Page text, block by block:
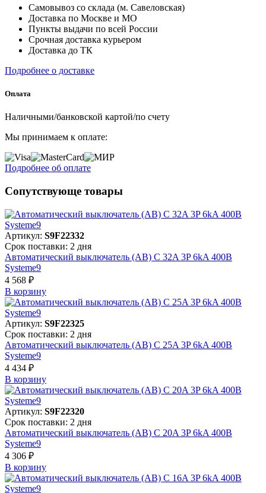
Самовывоз со склада (м. Савеловская)
Доставка по Москве и МО
Пункты выдачи по всей России
Срочная доставка курьером
Доставка до ТК
Подробнее о доставке
Оплата
Наличными/банковской картой/по счету
Мы принимаем к оплате:
Подробнее об оплате
Сопутствующе товары
Артикул: S9F22332
Срок поставки: 2 дня
Автоматический выключатель (АВ) C 32A 3P 6kA 400В
Systeme9
4 568 ₽
В корзинy
Артикул: S9F22325
Срок поставки: 2 дня
Автоматический выключатель (АВ) C 25A 3P 6kA 400В
Systeme9
4 434 ₽
В корзинy
Артикул: S9F22320
Срок поставки: 2 дня
Автоматический выключатель (АВ) C 20A 3P 6kA 400В
Systeme9
4 306 ₽
В корзинy